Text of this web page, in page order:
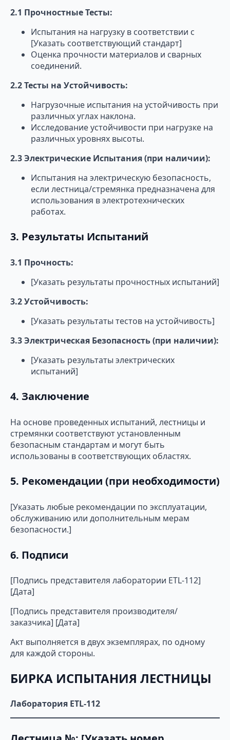
2.1 Прочностные Тесты:
Испытания на нагрузку в соответствии с
[Указать соответствующий стандарт]
Оценка прочности материалов и сварных
соединений.
2.2 Тесты на Устойчивость:
Нагрузочные испытания на устойчивость при
различных углах наклона.
Исследование устойчивости при нагрузке на
различных уровнях высоты.
2.3 Электрические Испытания (при наличии):
Испытания на электрическую безопасность,
если лестница/стремянка предназначена для
использования в электротехнических
работах.
3. Результаты Испытаний
3.1 Прочность:
[Указать результаты прочностных испытаний]
3.2 Устойчивость:
[Указать результаты тестов на устойчивость]
3.3 Электрическая Безопасность (при наличии):
[Указать результаты электрических
испытаний]
4. Заключение
На основе проведенных испытаний, лестницы и
стремянки соответствуют установленным
безопасным стандартам и могут быть
использованы в соответствующих областях.
5. Рекомендации (при необходимости)
[Указать любые рекомендации по эксплуатации,
обслуживанию или дополнительным мерам
безопасности.]
6. Подписи
[Подпись представителя лаборатории ETL-112]
[Дата]
[Подпись представителя производителя/
заказчика] [Дата]
Акт выполняется в двух экземплярах, по одному
для каждой стороны.
БИРКА ИСПЫТАНИЯ ЛЕСТНИЦЫ
Лаборатория ETL-112